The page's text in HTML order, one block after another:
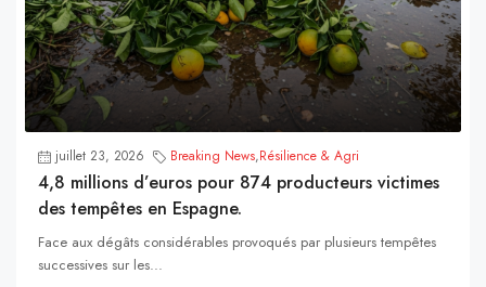
juillet 23, 2026 Breaking News,Résilience & Agri
4,8 millions d’euros pour 874 producteurs victimes
des tempêtes en Espagne.
Face aux dégâts considérables provoqués par plusieurs tempêtes
successives sur les...